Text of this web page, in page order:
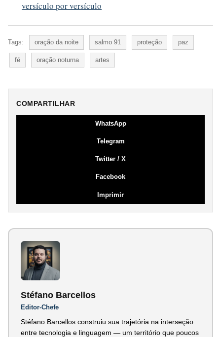
versículo por versículo
Tags: oração da noite salmo 91 proteção paz
fé oração noturna artes
COMPARTILHAR
WhatsApp
Telegram
Twitter / X
Facebook
Imprimir
Stéfano Barcellos
Editor-Chefe
Stéfano Barcellos construiu sua trajetória na interseção
entre tecnologia e linguagem — um território que poucos